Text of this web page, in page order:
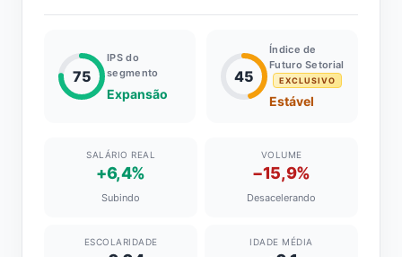
75
IPS do
segmento
Expansão
45
Índice de
Futuro Setorial
EXCLUSIVO
Estável
SALÁRIO REAL
+6,4%
Subindo
VOLUME
−15,9%
Desacelerando
ESCOLARIDADE IDADE MÉDIA